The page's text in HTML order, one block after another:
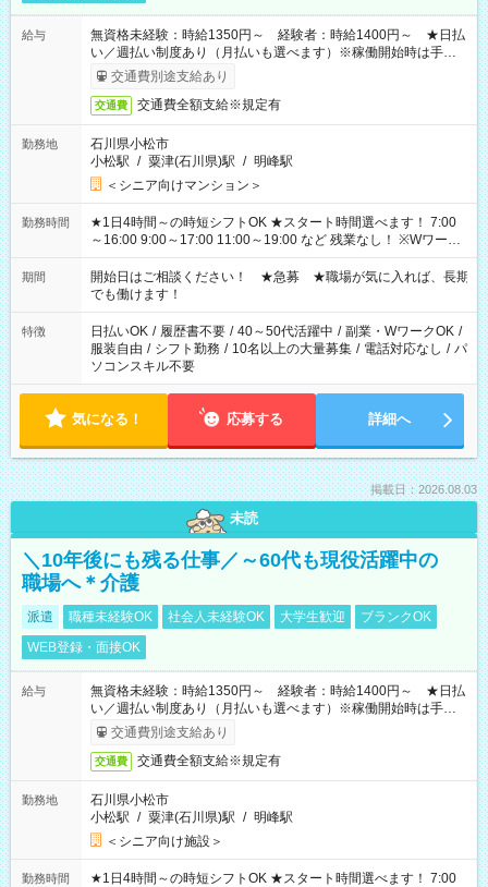
給与
無資格未経験：時給1350円～ 経験者：時給1400円～ ★日払
い／週払い制度あり（月払いも選べます）※稼働開始時は手続き
完了次第のお支払いとなります。
交通費別途支給あり
交通費 交通費全額支給※規定有
勤務地
石川県小松市
小松駅 / 粟津(石川県)駅 / 明峰駅
＜シニア向けマンション＞
勤務時間
★1日4時間～の時短シフトOK ★スタート時間選べます！ 7:00
～16:00 9:00～17:00 11:00～19:00 など 残業なし！ ※Wワーク
の場合、他のお仕事と合わせ週40時間超の就業はご案内できま
せん ※法令に基づき、週20時間以上勤務は社会保険への加入対
象となります ※労働者派遣法（日雇い派遣の原則禁止）によ
り、短時間・短期間の就業はご案内が難しい場合があります
期間
開始日はご相談ください！ ★急募 ★職場が気に入れば、長期
でも働けます！
特徴 日払いOK / 履歴書不要 / 40～50代活躍中 / 副業・WワークOK /
服装自由 / シフト勤務 / 10名以上の大量募集 / 電話対応なし / パ
ソコンスキル不要
気になる！ 応募する 詳細へ
掲載日：2026.08.03
未読
＼10年後にも残る仕事／～60代も現役活躍中の
職場へ＊介護
派遣 職種未経験OK 社会人未経験OK 大学生歓迎
ブランクOK
WEB登録・面接OK
給与
無資格未経験：時給1350円～ 経験者：時給1400円～ ★日払
い／週払い制度あり（月払いも選べます）※稼働開始時は手続き
完了次第のお支払いとなります。
交通費別途支給あり
交通費 交通費全額支給※規定有
勤務地
石川県小松市
小松駅 / 粟津(石川県)駅 / 明峰駅
＜シニア向け施設＞
勤務時間
★1日4時間～の時短シフトOK ★スタート時間選べます！ 7:00